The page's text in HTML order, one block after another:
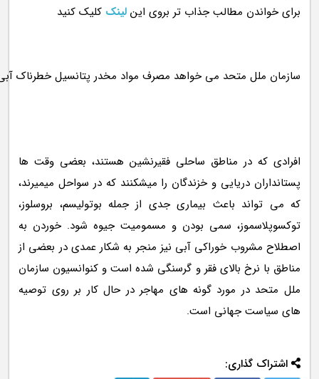
برای خواندن مطالب جذاب تر بروی اینلینک کلیک کنید
افرادی که در مناطق ساحلی فقیرنشین هستند، بعضی وقت ها
پستانداران دریایی و خزندگان را میشکنند که در سواحل میمیرند،
که می تواند باعث بیماری جدی از جمله بوتولیسم، بروسلوز،
توکسوپلاسموز، سمی بودن و مسمومیت جیوه شود. خوردن به
اصطلاح مشروب خوراکی آبی نیز منجر به شکار عمدی در بعضی از
مناطق با نرخ بالای فقر و گرسنگی شده است و کنوانسیون سازمان
ملل متحد در مورد گونه های مهاجر در حال کار بر روی توصیه
های سیاست جهانی است.
اشتراک گذاری: